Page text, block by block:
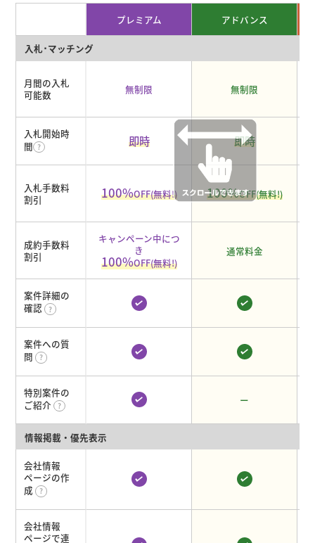
プレミアム アドバンス
入札･マッチング
月間の入札
可能数
無制限 無制限
入札開始時
間
即時 即時
入札手数料
割引
100%OFF(無料!) 100%OFF(無料!)
成約手数料
割引
キャンペーン中につ
き
100%OFF(無料!)
通常料金
案件詳細の
確認
案件への質
問
特別案件の
ご紹介
ー
情報掲載・優先表示
会社情報
ページの作
成
会社情報
ページで連